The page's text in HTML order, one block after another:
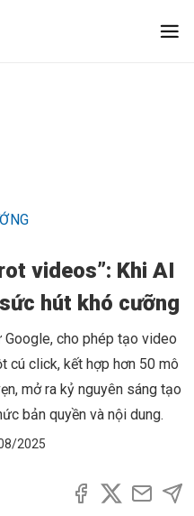
videos”: Khi AI
hút khó cưỡng
cho phép tạo video
cú click, kết hợp hơn 50 mô
mở ra kỷ nguyên sáng tạo
bản quyền và nội dung.
2025